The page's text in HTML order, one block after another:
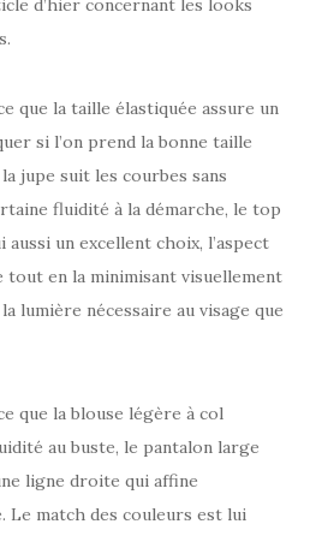
d’hier concernant les looks
que la taille élastiquée assure un
si l’on prend la bonne taille
jupe suit les courbes sans
fluidité à la démarche, le top
un excellent choix, l’aspect
en la minimisant visuellement
lumière nécessaire au visage que
que la blouse légère à col
au buste, le pantalon large
ligne droite qui affine
Le match des couleurs est lui